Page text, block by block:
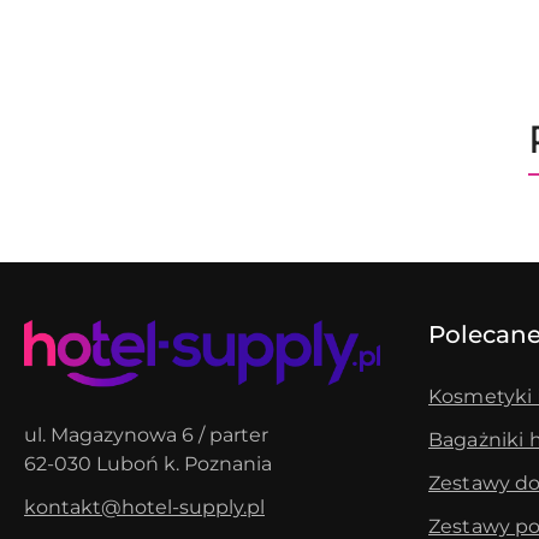
ul. Magazynowa 6 / parter
62-030 Luboń k. Poznania
kontakt@hotel-supply.pl
Kosmetyki
Bagażniki
Zestawy
Zestawy